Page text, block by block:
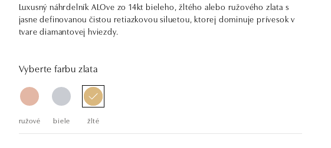
Luxusný náhrdelník ALOve zo 14kt bieleho, žltého alebo ružového zlata s
jasne definovanou čistou retiazkovou siluetou, ktorej dominuje prívesok v
tvare diamantovej hviezdy.
Vyberte farbu zlata
ružové biele žlté